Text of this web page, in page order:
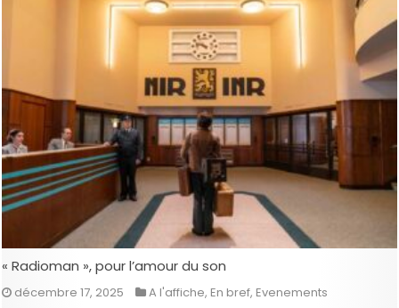
« Radioman », pour l’amour du son
décembre 17, 2025 A l'affiche, En bref, Evenements